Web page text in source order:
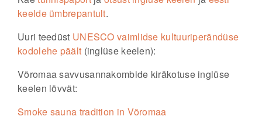
keelde ümbrepantult.
Uuri teedüst UNESCO vaimlidse kultuuriperändüse
kodolehe päält (inglüse keelen):
Võromaa savvusannakombide kiräkotuse inglüse
keelen lövvät:
Smoke sauna tradition in Võromaa